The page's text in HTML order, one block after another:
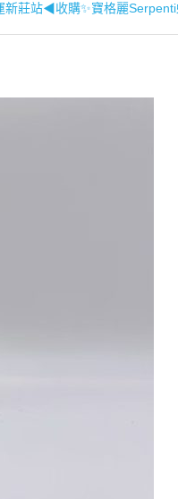
莊站◀收購✨寶格麗Serpenti